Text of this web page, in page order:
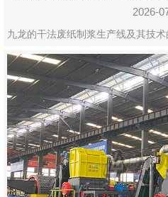
保
2026-
九龙的干法废纸制浆生产线及其技